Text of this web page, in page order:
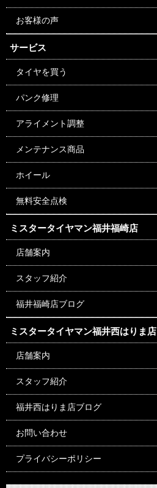
お客様の声
サービス
タイヤを買う
パンク修理
アライメント調整
メンテナンス商品
ホイール
無料安全点検
ミスタータイヤマン福井福崎店
店舗案内
スタッフ紹介
福井福崎店ブログ
ミスタータイヤマン福井西はりま店
店舗案内
スタッフ紹介
福井西はりま店ブログ
お問い合わせ
プライバシーポリシー